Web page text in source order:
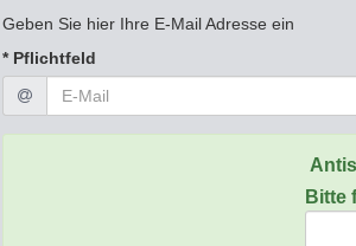
Geben Sie hier Ihre E-Mail Adresse ein
* Pflichtfeld
Bitte